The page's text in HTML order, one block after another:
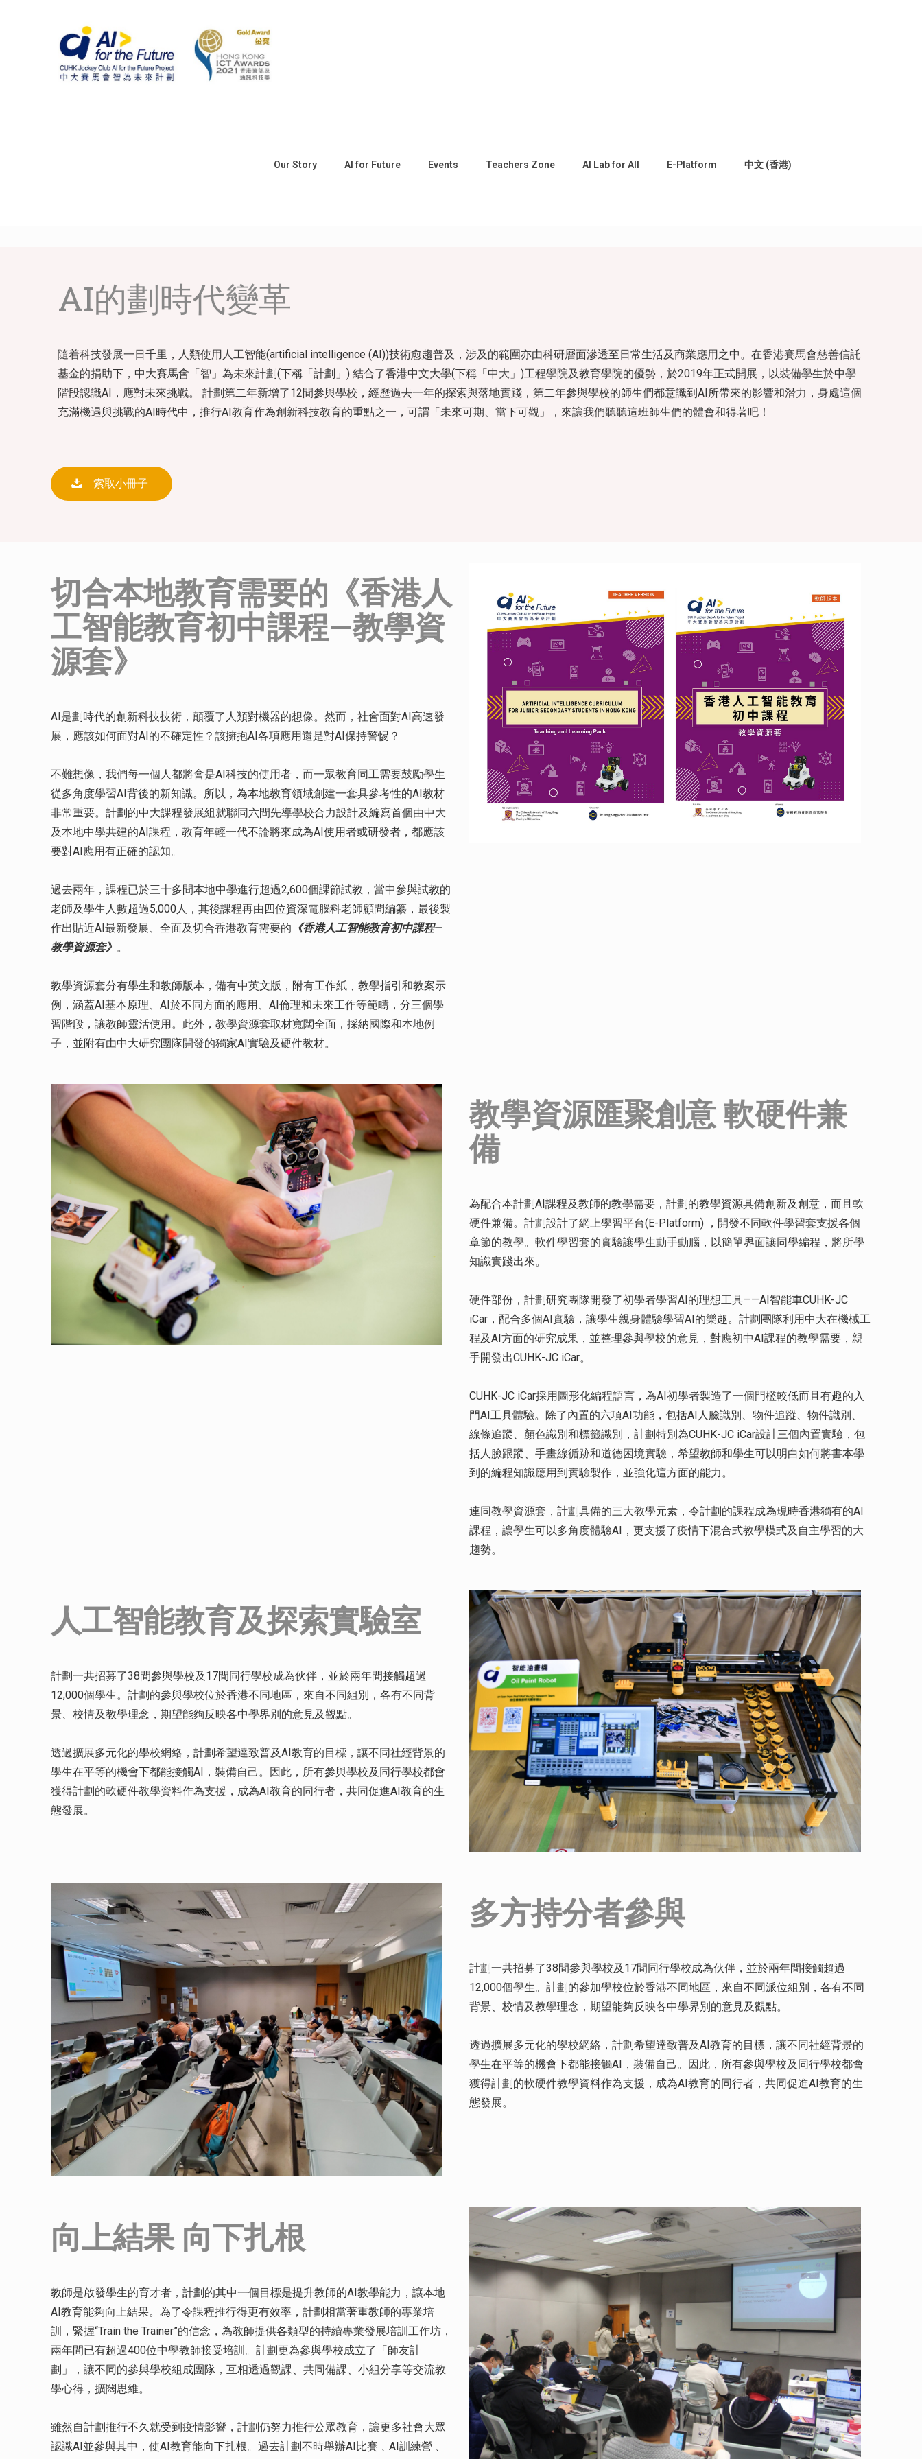
Our Story AI for Future Events Teachers Zone AI Lab for All E-Platform 中文 (香港)
AI的劃時代變革
隨着科技發展一日千里，人類使用人工智能(artificial intelligence (AI))技術愈趨普及，涉及的範圍亦由科研層面滲透至日常生活及商業應用之中。在香港賽馬會慈善信託
基金的捐助下，中大賽馬會「智」為未來計劃(下稱「計劃」) 結合了香港中文大學(下稱「中大」)工程學院及教育學院的優勢，於2019年正式開展，以裝備學生於中學
階段認識AI，應對未來挑戰。 計劃第二年新增了12間參與學校，經歷過去一年的探索與落地實踐，第二年參與學校的師生們都意識到AI所帶來的影響和潛力，身處這個
充滿機遇與挑戰的AI時代中，推行AI教育作為創新科技教育的重點之一，可謂「未來可期、當下可觀」，來讓我們聽聽這班師生們的體會和得著吧！
索取小冊子
切合本地教育需要的《香港人
工智能教育初中課程—教學資
源套》
AI是劃時代的創新科技技術，顛覆了人類對機器的想像。然而，社會面對AI高速發
展，應該如何面對AI的不確定性？該擁抱AI各項應用還是對AI保持警惕？
不難想像，我們每一個人都將會是AI科技的使用者，而一眾教育同工需要鼓勵學生
從多角度學習AI背後的新知識。所以，為本地教育領域創建一套具參考性的AI教材
非常重要。計劃的中大課程發展組就聯同六間先導學校合力設計及編寫首個由中大
及本地中學共建的AI課程，教育年輕一代不論將來成為AI使用者或研發者，都應該
要對AI應用有正確的認知。
過去兩年，課程已於三十多間本地中學進行超過2,600個課節試教，當中參與試教的
老師及學生人數超過5,000人，其後課程再由四位資深電腦科老師顧問編纂，最後製
作出貼近AI最新發展、全面及切合香港教育需要的 《香港人工智能教育初中課程—
教學資源套》 。
教學資源套分有學生和教師版本，備有中英文版，附有工作紙﹑教學指引和教案示
例，涵蓋AI基本原理、AI於不同方面的應用、AI倫理和未來工作等範疇，分三個學
習階段，讓教師靈活使用。此外，教學資源套取材寬闊全面，採納國際和本地例
子，並附有由中大研究團隊開發的獨家AI實驗及硬件教材。
教學資源匯聚創意 軟硬件兼
備
為配合本計劃AI課程及教師的教學需要，計劃的教學資源具備創新及創意，而且軟
硬件兼備。計劃設計了網上學習平台(E-Platform) ，開發不同軟件學習套支援各個
章節的教學。軟件學習套的實驗讓學生動手動腦，以簡單界面讓同學編程，將所學
知識實踐出來。
硬件部份，計劃研究團隊開發了初學者學習AI的理想工具——AI智能車CUHK-JC
iCar，配合多個AI實驗，讓學生親身體驗學習AI的樂趣。計劃團隊利用中大在機械工
程及AI方面的研究成果，並整理參與學校的意見，對應初中AI課程的教學需要，親
手開發出CUHK-JC iCar。
CUHK-JC iCar採用圖形化編程語言，為AI初學者製造了一個門檻較低而且有趣的入
門AI工具體驗。除了內置的六項AI功能，包括AI人臉識別、物件追蹤、物件識別、
線條追蹤、顏色識別和標籤識別，計劃特別為CUHK-JC iCar設計三個內置實驗，包
括人臉跟蹤、手畫線循跡和道德困境實驗，希望教師和學生可以明白如何將書本學
到的編程知識應用到實驗製作，並強化這方面的能力。
連同教學資源套，計劃具備的三大教學元素，令計劃的課程成為現時香港獨有的AI
課程，讓學生可以多角度體驗AI，更支援了疫情下混合式教學模式及自主學習的大
趨勢。
人工智能教育及探索實驗室
計劃一共招募了38間參與學校及17間同行學校成為伙伴，並於兩年間接觸超過
12,000個學生。計劃的參與學校位於香港不同地區，來自不同組別，各有不同背
景、校情及教學理念，期望能夠反映各中學界別的意見及觀點。
透過擴展多元化的學校網絡，計劃希望達致普及AI教育的目標，讓不同社經背景的
學生在平等的機會下都能接觸AI，裝備自己。因此，所有參與學校及同行學校都會
獲得計劃的軟硬件教學資料作為支援，成為AI教育的同行者，共同促進AI教育的生
態發展。
多方持分者參與
計劃一共招募了38間參與學校及17間同行學校成為伙伴，並於兩年間接觸超過
12,000個學生。計劃的參加學校位於香港不同地區，來自不同派位組別，各有不同
背景、校情及教學理念，期望能夠反映各中學界別的意見及觀點。
透過擴展多元化的學校網絡，計劃希望達致普及AI教育的目標，讓不同社經背景的
學生在平等的機會下都能接觸AI，裝備自己。因此，所有參與學校及同行學校都會
獲得計劃的軟硬件教學資料作為支援，成為AI教育的同行者，共同促進AI教育的生
態發展。
向上結果 向下扎根
教師是啟發學生的育才者，計劃的其中一個目標是提升教師的AI教學能力，讓本地
AI教育能夠向上結果。為了令課程推行得更有效率，計劃相當著重教師的專業培
訓，緊握“Train the Trainer”的信念，為教師提供各類型的持續專業發展培訓工作坊，
兩年間已有超過400位中學教師接受培訓。計劃更為參與學校成立了「師友計
劃」，讓不同的參與學校組成團隊，互相透過觀課、共同備課、小組分享等交流教
學心得，擴闊思維。
雖然自計劃推行不久就受到疫情影響，計劃仍努力推行公眾教育，讓更多社會大眾
認識AI並參與其中，使AI教育能向下扎根。過去計劃不時舉辦AI比賽﹑AI訓練營﹑